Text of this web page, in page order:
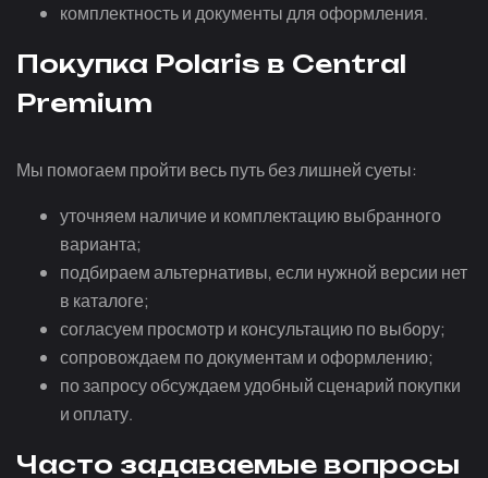
комплектность и документы для оформления.
Покупка Polaris в Central
Premium
Мы помогаем пройти весь путь без лишней суеты:
уточняем наличие и комплектацию выбранного
варианта;
подбираем альтернативы, если нужной версии нет
в каталоге;
согласуем просмотр и консультацию по выбору;
сопровождаем по документам и оформлению;
по запросу обсуждаем удобный сценарий покупки
и оплату.
Часто задаваемые вопросы